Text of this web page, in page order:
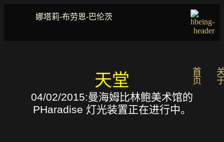
娜塔莉-布劳恩-巴伦茨
首
页
天堂
04/02/2015:曼海姆比林鲍美术馆的
PHaradise 灯光装置正在进行中。